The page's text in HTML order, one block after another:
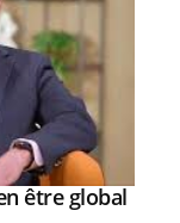
être global